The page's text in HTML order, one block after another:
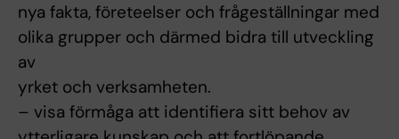
nya fakta, företeelser och frågeställningar med
olika grupper och därmed bidra till utveckling
av
yrket och verksamheten.
– visa förmåga att identifiera sitt behov av